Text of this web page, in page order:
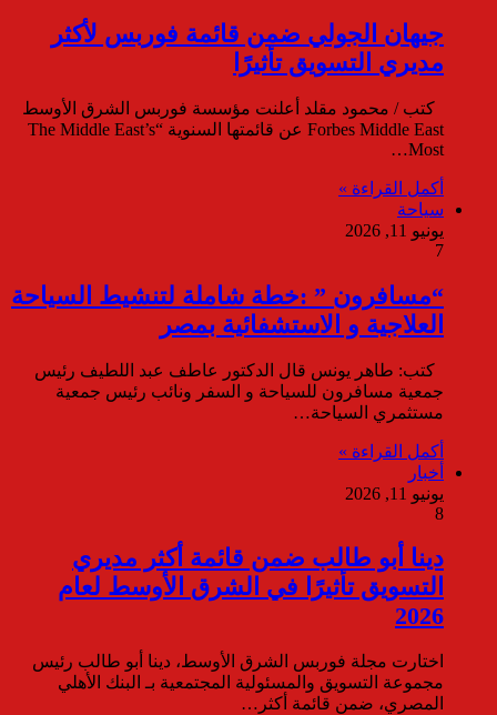
جيهان الجولي ضمن قائمة فوربس لأكثر
مديري التسويق تأثيرًا
كتب / محمود مقلد أعلنت مؤسسة فوربس الشرق الأوسط
Forbes Middle East عن قائمتها السنوية “The Middle East’s
Most…
أكمل القراءة »
سياحة
يونيو 11, 2026
7
“مسافرون ” :خطة شاملة لتنشيط السياحة
العلاجية و الاستشفائية بمصر
كتب: طاهر يونس قال الدكتور عاطف عبد اللطيف رئيس
جمعية مسافرون للسياحة و السفر ونائب رئيس جمعية
مستثمري السياحة…
أكمل القراءة »
أخبار
يونيو 11, 2026
8
دينا أبو طالب ضمن قائمة أكثر مديري
التسويق تأثيرًا في الشرق الأوسط لعام
2026
اختارت مجلة فوربس الشرق الأوسط، دينا أبو طالب رئيس
مجموعة التسويق والمسئولية المجتمعية بـ البنك الأهلي
المصري، ضمن قائمة أكثر…